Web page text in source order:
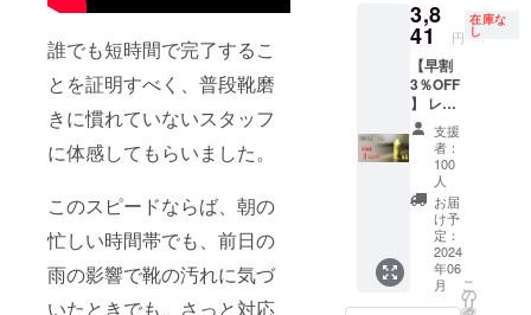
誰でも短時間で完了するこ
とを証明すべく、普段靴磨
きに慣れていないスタッフ
に体感してもらいました。
このスピードならば、朝の
忙しい時間帯でも、前日の
雨の影響で靴の汚れに気づ
いたときでも、さっと対応
の販売
予定価
格に対
するも
ので
す。
ラーポ
リッ
シュ60
セカン
ズ」×5
本パッ
ケージ
■一般販
売予定
価格
3,960円
(消費税
等込み)
ｘ5＝
19,800
3,8
41 円
在庫な
し
【早割
3％OFF
】 レ
ザー
ロー
ション
「ミ
ラーポ
リッ
シュ60
セカン
ズ」1本
セット
支援
者：
100
人
お届
け予
定：
2024
年06
月
こ
の
リ